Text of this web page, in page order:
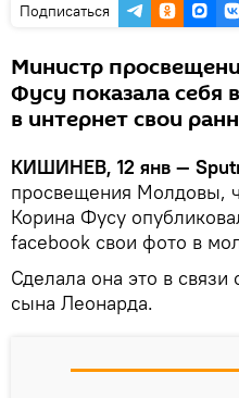
Подписаться
Министр
Фусу показала
в интернет свои
КИШИНЕВ, 12 янв —
просвещения Молдовы,
Корина Фусу
facebook свои фото в
Сделала она это в
сына Леонарда.